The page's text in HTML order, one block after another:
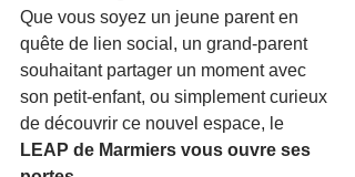
Que vous soyez un jeune parent en
quête de lien social, un grand-parent
souhaitant partager un moment avec
son petit-enfant, ou simplement curieux
de découvrir ce nouvel espace, le
LEAP de Marmiers vous ouvre ses